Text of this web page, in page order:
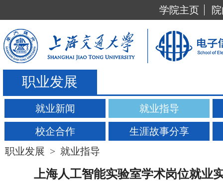
学院主页
职业发展
就业新闻 就业指导
校企合作
生涯故事分享
职业发展 > 就业指导
上海人工智能实验室学术岗位就业